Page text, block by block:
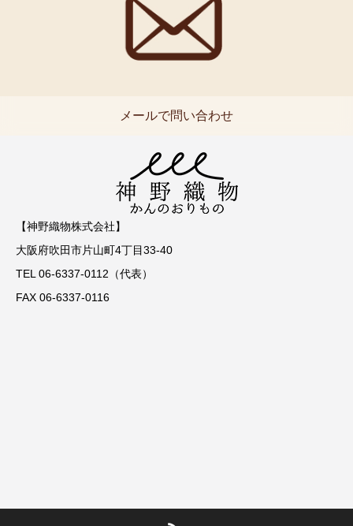
メールで問い合わせ
【神野織物株式会社】
大阪府吹田市片山町4丁目33-40
TEL 06-6337-0112（代表）
FAX 06-6337-0116